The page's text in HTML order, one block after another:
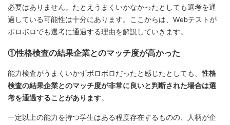
必要はありません。たとえうまくいかなかったとしても選考を通
過している可能性は十分にあります。ここからは、Webテストが
ボロボロでも選考に通過する理由を解説していきます。
①性格検査の結果企業とのマッチ度が高かった
能力検査がうまくいかずボロボロだったと感じたとしても、性格
検査の結果企業とのマッチ度が非常に良いと判断された場合は選
考を通過することがあります。
一定以上の能力を持つ学生はある程度存在するものの、人柄が企